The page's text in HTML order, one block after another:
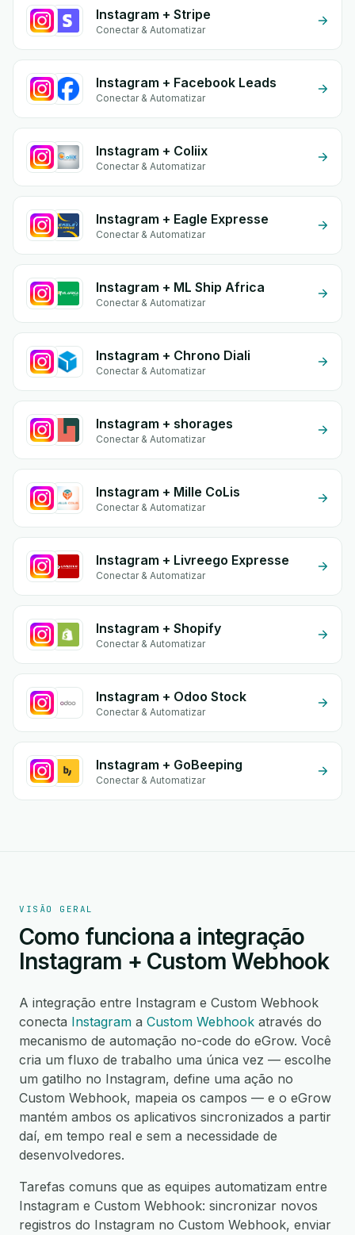
Instagram + Stripe
Conectar & Automatizar
Instagram + Facebook Leads
Conectar & Automatizar
Instagram + Coliix
Conectar & Automatizar
Instagram + Eagle Expresse
Conectar & Automatizar
Instagram + ML Ship Africa
Conectar & Automatizar
Instagram + Chrono Diali
Conectar & Automatizar
Instagram + shorages
Conectar & Automatizar
Instagram + Mille CoLis
Conectar & Automatizar
Instagram + Livreego Expresse
Conectar & Automatizar
Instagram + Shopify
Conectar & Automatizar
Instagram + Odoo Stock
Conectar & Automatizar
Instagram + GoBeeping
Conectar & Automatizar
VISÃO GERAL
Como funciona a integração
Instagram + Custom Webhook
A integração entre Instagram e Custom Webhook
conecta Instagram a Custom Webhook através do
mecanismo de automação no-code do eGrow. Você
cria um fluxo de trabalho uma única vez — escolhe
um gatilho no Instagram, define uma ação no
Custom Webhook, mapeia os campos — e o eGrow
mantém ambos os aplicativos sincronizados a partir
daí, em tempo real e sem a necessidade de
desenvolvedores.
Tarefas comuns que as equipes automatizam entre
Instagram e Custom Webhook: sincronizar novos
registros do Instagram no Custom Webhook, enviar